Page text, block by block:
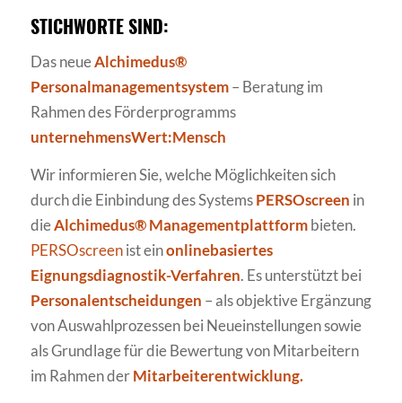
STICHWORTE SIND:
Das neueAlchimedus®
Personalmanagementsystem– Beratung im
Rahmen des Förderprogramms
unternehmensWert:Mensch
Wir informieren Sie, welche Möglichkeiten sich
durch die Einbindung des SystemsPERSOscreen in
dieAlchimedus® Managementplattformbieten.
PERSOscreenist einonlinebasiertes
Eignungsdiagnostik-Verfahren. Es unterstützt bei
Personalentscheidungen – als objektive Ergänzung
von Auswahlprozessen bei Neueinstellungen sowie
als Grundlage für die Bewertung von Mitarbeitern
im Rahmen derMitarbeiterentwicklung.